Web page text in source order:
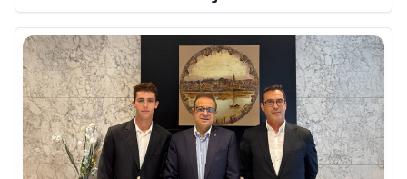
Savunma Sanayinde Küresel Vizyon
Vurgusu